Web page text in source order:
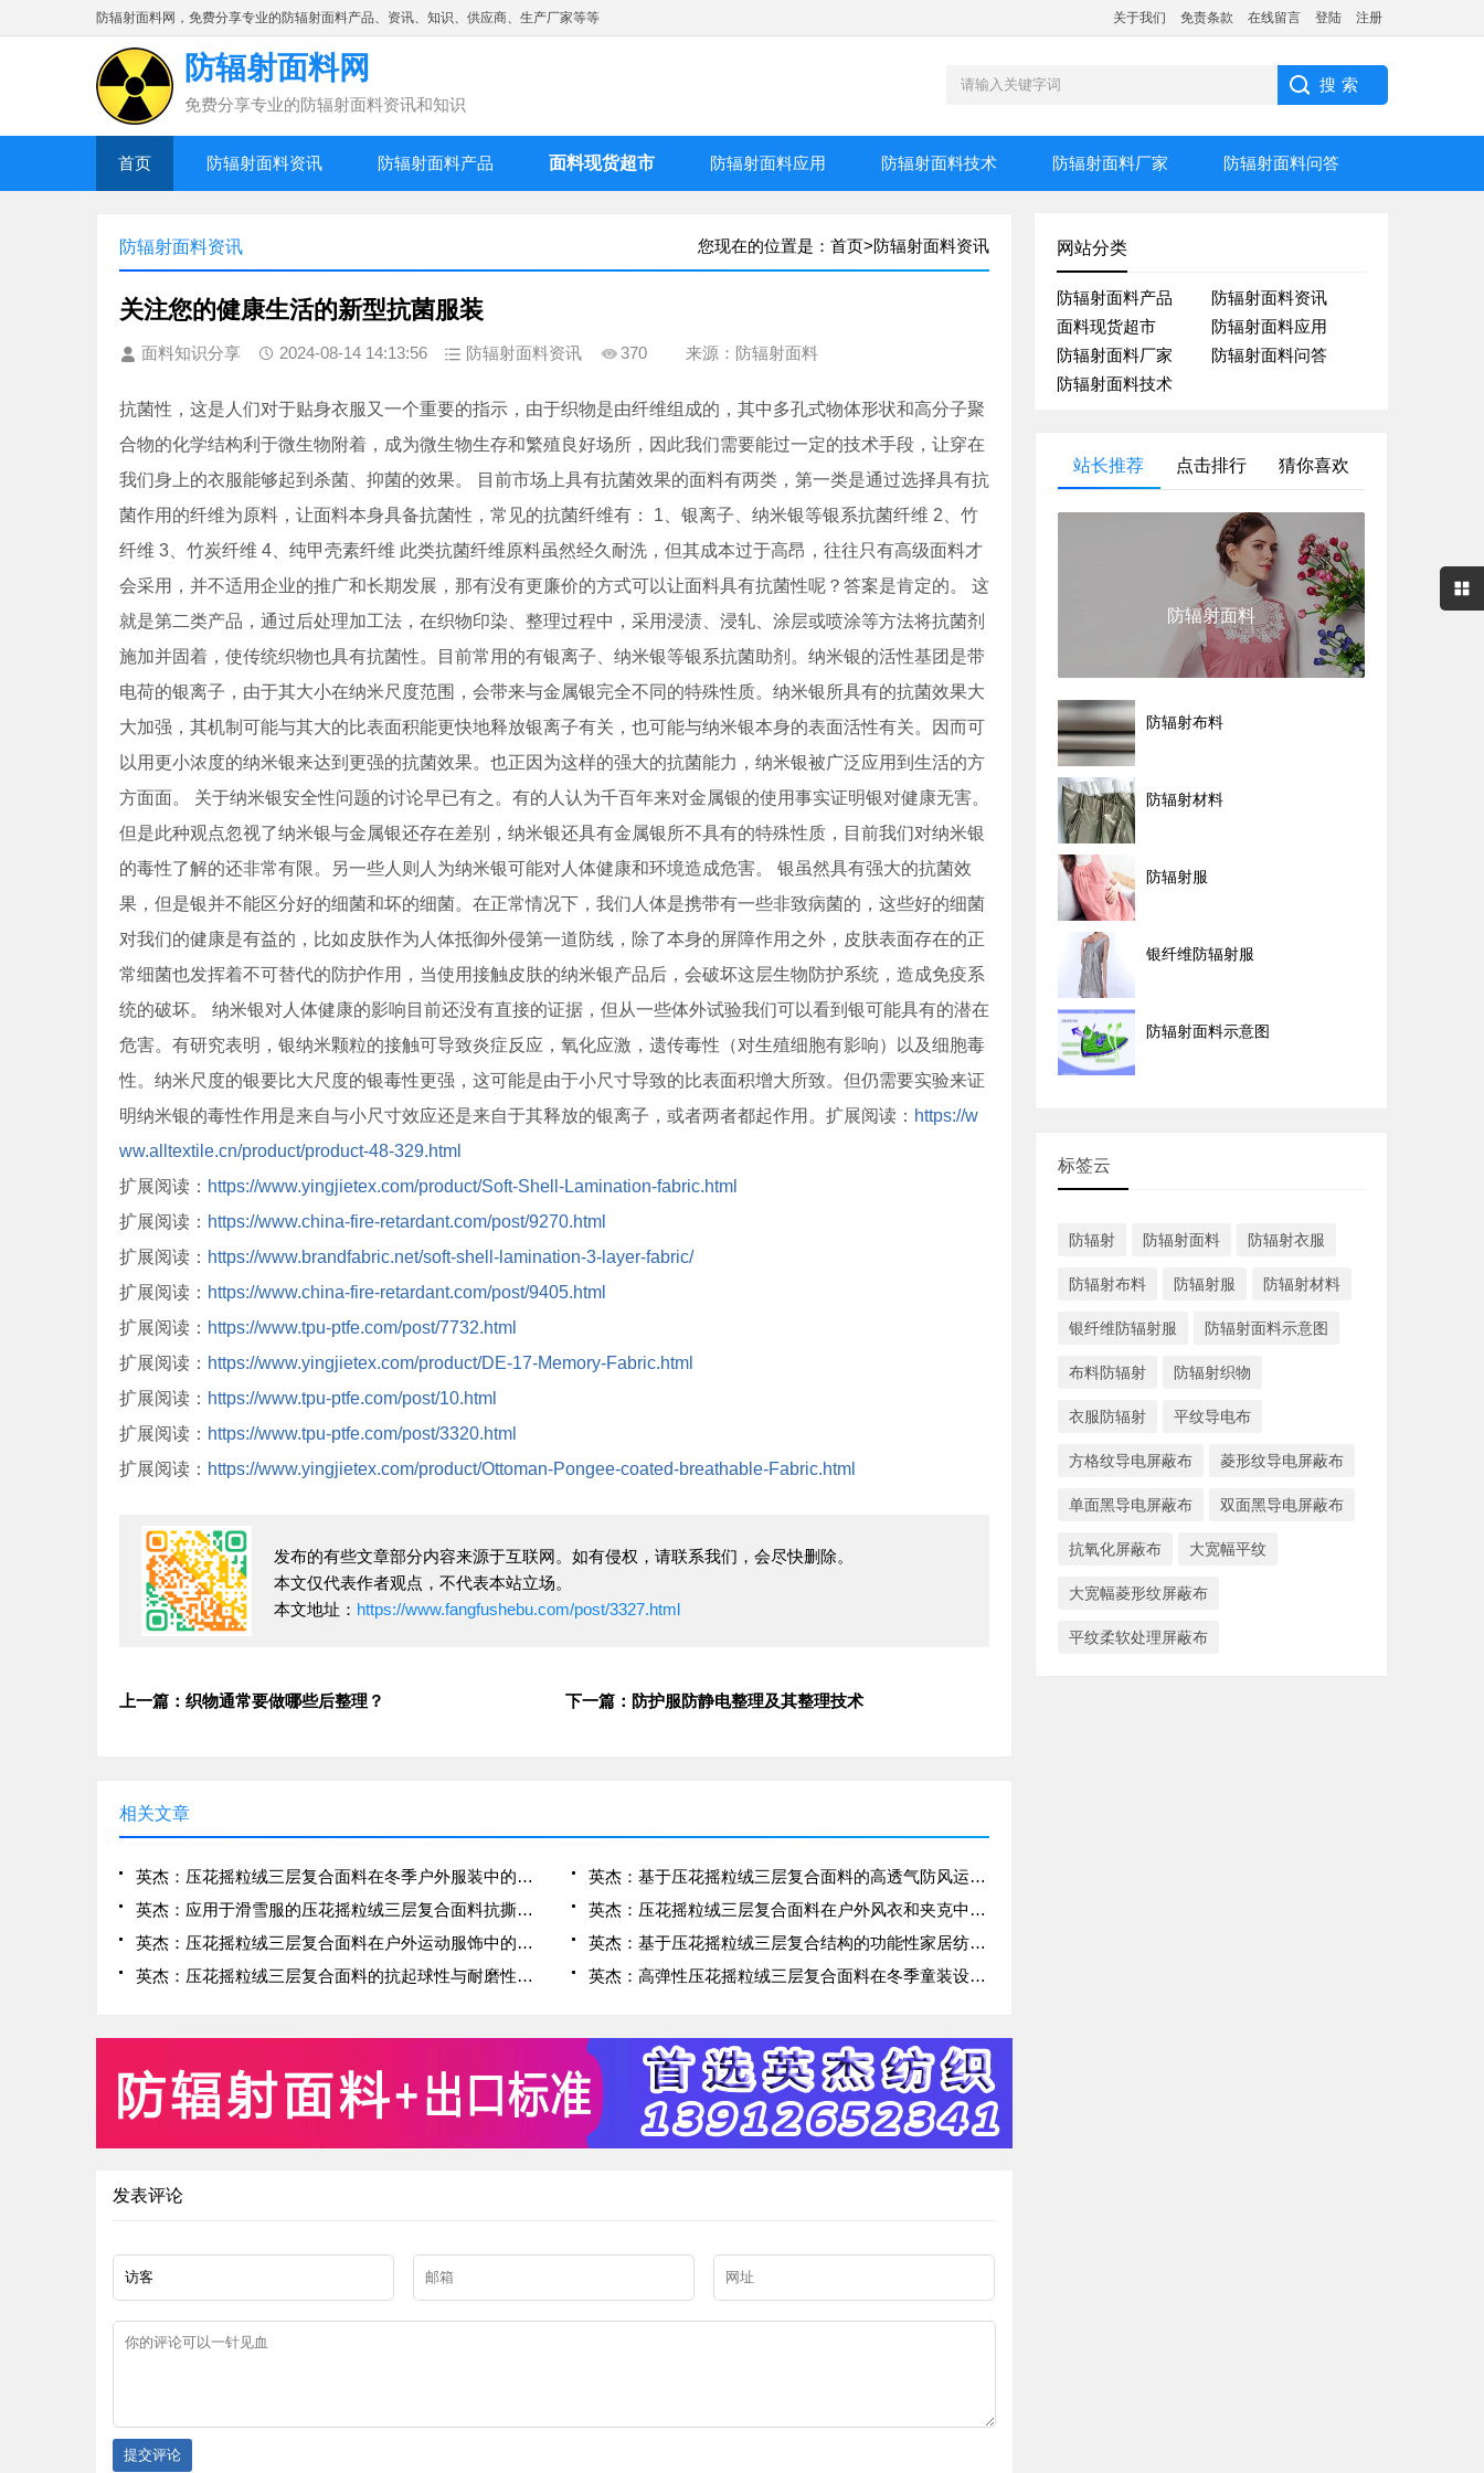
防辐射面料网，免费分享专业的防辐射面料产品、资讯、知识、供应商、生产厂家等等 关于我们 免责条款 在线留言 登陆 注册
防辐射面料网
免费分享专业的防辐射面料资讯和知识
首页 防辐射面料资讯 防辐射面料产品 面料现货超市 防辐射面料应用 防辐射面料技术 防辐射面料厂家 防辐射面料问答
您现在的位置是： 首页>防辐射面料资讯
防辐射面料资讯
关注您的健康生活的新型抗菌服装
面料知识分享 2024-08-14 14:13:56 防辐射面料资讯 370 来源：防辐射面料
抗菌性，这是人们对于贴身衣服又一个重要的指示，由于织物是由纤维组成的，其中多孔式物体形状和高分子聚
合物的化学结构利于微生物附着，成为微生物生存和繁殖良好场所，因此我们需要能过一定的技术手段，让穿在
我们身上的衣服能够起到杀菌、抑菌的效果。 目前市场上具有抗菌效果的面料有两类，第一类是通过选择具有抗
菌作用的纤维为原料，让面料本身具备抗菌性，常见的抗菌纤维有： 1、银离子、纳米银等银系抗菌纤维 2、竹
纤维 3、竹炭纤维 4、纯甲壳素纤维 此类抗菌纤维原料虽然经久耐洗，但其成本过于高昂，往往只有高级面料才
会采用，并不适用企业的推广和长期发展，那有没有更廉价的方式可以让面料具有抗菌性呢？答案是肯定的。 这
就是第二类产品，通过后处理加工法，在织物印染、整理过程中，采用浸渍、浸轧、涂层或喷涂等方法将抗菌剂
施加并固着，使传统织物也具有抗菌性。目前常用的有银离子、纳米银等银系抗菌助剂。纳米银的活性基团是带
电荷的银离子，由于其大小在纳米尺度范围，会带来与金属银完全不同的特殊性质。纳米银所具有的抗菌效果大
大加强，其机制可能与其大的比表面积能更快地释放银离子有关，也可能与纳米银本身的表面活性有关。因而可
以用更小浓度的纳米银来达到更强的抗菌效果。也正因为这样的强大的抗菌能力，纳米银被广泛应用到生活的方
方面面。 关于纳米银安全性问题的讨论早已有之。有的人认为千百年来对金属银的使用事实证明银对健康无害。
但是此种观点忽视了纳米银与金属银还存在差别，纳米银还具有金属银所不具有的特殊性质，目前我们对纳米银
的毒性了解的还非常有限。另一些人则人为纳米银可能对人体健康和环境造成危害。 银虽然具有强大的抗菌效
果，但是银并不能区分好的细菌和坏的细菌。在正常情况下，我们人体是携带有一些非致病菌的，这些好的细菌
对我们的健康是有益的，比如皮肤作为人体抵御外侵第一道防线，除了本身的屏障作用之外，皮肤表面存在的正
常细菌也发挥着不可替代的防护作用，当使用接触皮肤的纳米银产品后，会破坏这层生物防护系统，造成免疫系
统的破坏。 纳米银对人体健康的影响目前还没有直接的证据，但从一些体外试验我们可以看到银可能具有的潜在
危害。有研究表明，银纳米颗粒的接触可导致炎症反应，氧化应激，遗传毒性（对生殖细胞有影响）以及细胞毒
性。纳米尺度的银要比大尺度的银毒性更强，这可能是由于小尺寸导致的比表面积增大所致。但仍需要实验来证
明纳米银的毒性作用是来自与小尺寸效应还是来自于其释放的银离子，或者两者都起作用。扩展阅读： https://w
ww.alltextile.cn/product/product-48-329.html
扩展阅读： https://www.yingjietex.com/product/Soft-Shell-Lamination-fabric.html
扩展阅读： https://www.china-fire-retardant.com/post/9270.html
扩展阅读： https://www.brandfabric.net/soft-shell-lamination-3-layer-fabric/
扩展阅读： https://www.china-fire-retardant.com/post/9405.html
扩展阅读： https://www.tpu-ptfe.com/post/7732.html
扩展阅读： https://www.yingjietex.com/product/DE-17-Memory-Fabric.html
扩展阅读： https://www.tpu-ptfe.com/post/10.html
扩展阅读： https://www.tpu-ptfe.com/post/3320.html
扩展阅读： https://www.yingjietex.com/product/Ottoman-Pongee-coated-breathable-Fabric.html
发布的有些文章部分内容来源于互联网。如有侵权，请联系我们，会尽快删除。
本文仅代表作者观点，不代表本站立场。
本文地址： https://www.fangfushebu.com/post/3327.html
上一篇：织物通常要做哪些后整理？ 下一篇：防护服防静电整理及其整理技术
相关文章
英杰：压花摇粒绒三层复合面料在冬季户外服装中的保暖性能优化研究
英杰：基于压花摇粒绒三层复合面料的高透气防风运动服饰开发
英杰：应用于滑雪服的压花摇粒绒三层复合面料抗撕裂与耐磨性提升技术
英杰：压花摇粒绒三层复合面料在户外风衣和夹克中的应用与性能
英杰：压花摇粒绒三层复合面料在户外运动服饰中的保暖与透气性能研究
英杰：基于压花摇粒绒三层复合结构的功能性家居纺织品开发与应用
英杰：压花摇粒绒三层复合面料的抗起球性与耐磨性优化技术分析
英杰：高弹性压花摇粒绒三层复合面料在冬季童装设计中的应用实践
发表评论
提交评论
网站分类
防辐射面料产品
防辐射面料资讯
面料现货超市
防辐射面料应用
防辐射面料厂家
防辐射面料问答
防辐射面料技术
站长推荐 点击排行 猜你喜欢
防辐射面料
防辐射布料
防辐射材料
防辐射服
银纤维防辐射服
防辐射面料示意图
标签云
防辐射 防辐射面料 防辐射衣服
防辐射布料 防辐射服 防辐射材料
银纤维防辐射服 防辐射面料示意图
布料防辐射 防辐射织物
衣服防辐射 平纹导电布
方格纹导电屏蔽布 菱形纹导电屏蔽布
单面黑导电屏蔽布 双面黑导电屏蔽布
抗氧化屏蔽布 大宽幅平纹
大宽幅菱形纹屏蔽布
平纹柔软处理屏蔽布